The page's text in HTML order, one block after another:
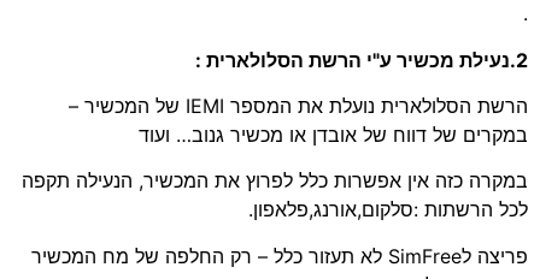
.
2.נעילת מכשיר ע"י הרשת הסלולארית :
הרשת הסלולארית נועלת את המספר IEMI של המכשיר –
במקרים של דווח של אובדן או מכשיר גנוב… ועוד
במקרה כזה אין אפשרות כלל לפרוץ את המכשיר, הנעילה תקפה
לכל הרשתות :סלקום,אורנג,פלאפון.
פריצה לSimFree לא תעזור כלל – רק החלפה של מח המכשיר